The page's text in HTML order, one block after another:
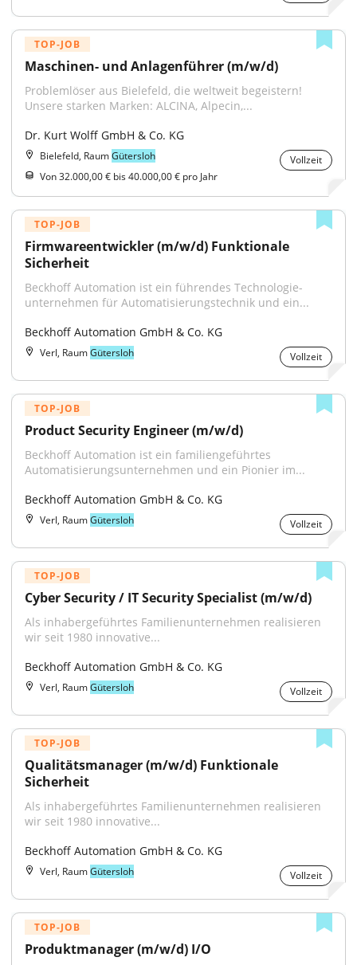
TOP-JOB
Maschinen- und Anlagenführer (m/w/d)
Problemlöser aus Bielefeld, die weltweit begeistern!
Unsere starken Marken: ALCINA, Alpecin,...
Dr. Kurt Wolff GmbH & Co. KG
Bielefeld, RaumGütersloh
Vollzeit
Von 32.000,00 € bis 40.000,00 € pro Jahr
TOP-JOB
Firmwareentwickler (m/w/d) Funktionale
Sicherheit
Beckhoff Automation ist ein führendes Technologie­
unternehmen für Automatisierungs­technik und ein...
Beckhoff Automation GmbH & Co. KG
Verl, RaumGütersloh Vollzeit
TOP-JOB
Product Security Engineer (m/w/d)
Beckhoff Automation ist ein familiengeführtes
Automatisierungsunternehmen und ein Pionier im...
Beckhoff Automation GmbH & Co. KG
Verl, RaumGütersloh Vollzeit
TOP-JOB
Cyber Security / IT Security Specialist (m/w/d)
Als inhabergeführtes Familienunternehmen realisieren
wir seit 1980 innovative...
Beckhoff Automation GmbH & Co. KG
Verl, RaumGütersloh Vollzeit
TOP-JOB
Qualitätsmanager (m/w/d) Funktionale
Sicherheit
Als inhabergeführtes Familienunternehmen realisieren
wir seit 1980 innovative...
Beckhoff Automation GmbH & Co. KG
Verl, RaumGütersloh Vollzeit
TOP-JOB
Produktmanager (m/w/d) I/O